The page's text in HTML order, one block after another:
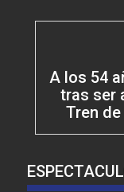
A los 54
tras ser
Tren